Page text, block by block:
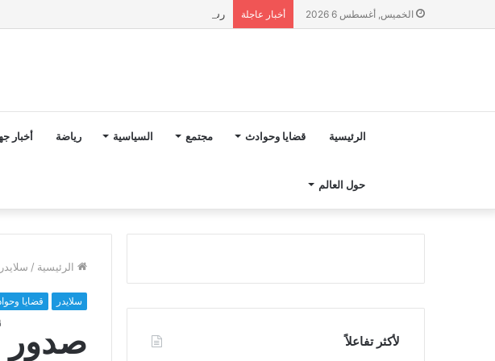
الخميس, أغسطس 6 2026 أخبار عاجلة رسميا.. تعيين هيرفي رونار مدربا لمنتخب كوت ديفوار
الرئيسية قضايا وحوادث مجتمع السياسية رياضة أخبار
حول العالم
الرئيسية / سلايدر
سلايدر قضايا
صدور لأكثر تفاعلاً